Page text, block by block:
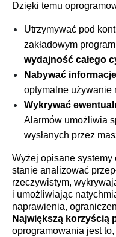
Dzięki temu
Utrzymywać pod
zakładowym
wydajność całego
Nabywać
optymalne używanie
Wykrywać
Alarmów umożliwia
wysłanych przez
Wyżej opisane
stanie analizować
rzeczywistym,
i umożliwiając
naprawienia,
Największą korzyścią
oprogramowania jest